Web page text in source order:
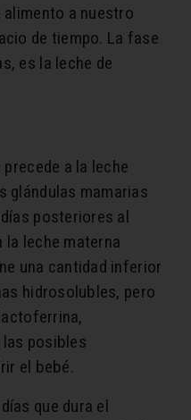
alimento a nuestro
de tiempo. La fase
es la leche de
a la leche
glándulas mamarias
posteriores al
la leche materna
una cantidad inferior
hidrosolubles, pero
posibles
el bebé.
que dura el